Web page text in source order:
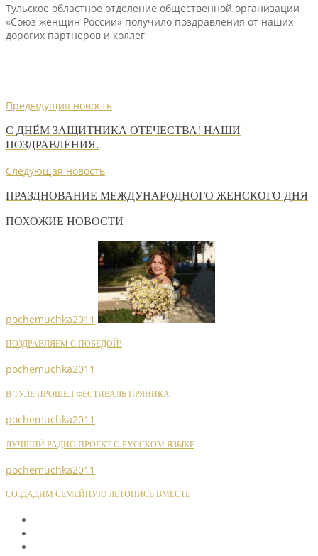
Тульское областное отделение общественной организации
«Союз женщин России» получило поздравления от наших
дорогих партнеров и коллег
Предыдущия новость
С ДНЁМ ЗАЩИТНИКА ОТЕЧЕСТВА! НАШИ
ПОЗДРАВЛЕНИЯ.
Следующая новость
ПРАЗДНОВАНИЕ МЕЖДУНАРОДНОГО ЖЕНСКОГО ДНЯ
ПОХОЖИЕ НОВОСТИ
pochemuchka2011
ПОЗДРАВЛЯЕМ С ПОБЕДОЙ!
pochemuchka2011
В ТУЛЕ ПРОШЕЛ ФЕСТИВАЛЬ ПРЯНИКА
pochemuchka2011
ЛУЧШИЙ РАДИО ПРОЕКТ О РУССКОМ ЯЗЫКЕ
pochemuchka2011
СОЗДАДИМ СЕМЕЙНУЮ ЛЕТОПИСЬ ВМЕСТЕ